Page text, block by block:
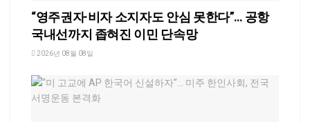
“영주권자·비자 소지자도 안심 못한다”… 공항
국내선까지 좁혀진 이민 단속망
2026년 08월 08일